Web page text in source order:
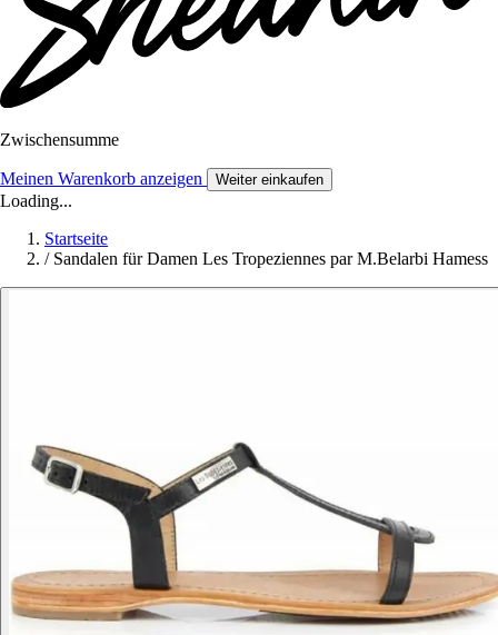
Zwischensumme
Meinen Warenkorb anzeigen Weiter einkaufen
Loading...
Startseite
/ Sandalen für Damen Les Tropeziennes par M.Belarbi Hamess